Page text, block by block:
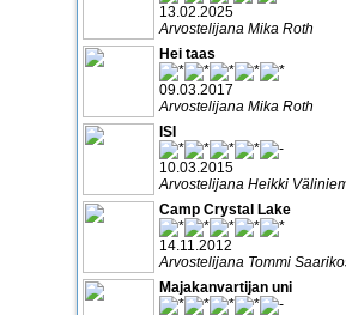
13.02.2025
Arvostelijana Mika Roth
Hei taas
09.03.2017
Arvostelijana Mika Roth
ISI
10.03.2015
Arvostelijana Heikki
Camp Crystal Lake
14.11.2012
Arvostelijana Tommi
Majakanvartijan uni